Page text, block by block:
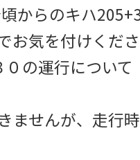
らのキハ
お気を付けくだ
の運行について
んが、走行時